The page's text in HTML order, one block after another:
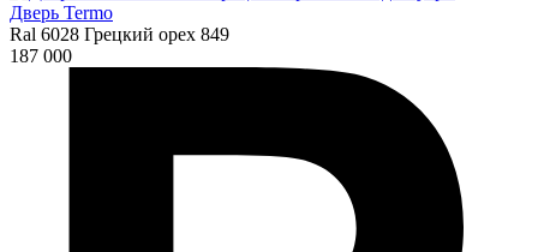
Дверь Termo
Ral 6028 Грецкий орех 849
187 000